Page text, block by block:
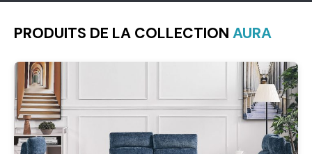
PRODUITS DE LA COLLECTION AURA